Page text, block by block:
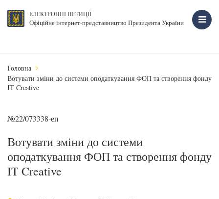
ЕЛЕКТРОННІ ПЕТИЦІЇ
Офіційне інтернет-представництво Президента України
Головна
Вотувати зміни до системи оподаткування ФОП та створення фонду
IT Creative
№22/073338-еп
Вотувати зміни до системи
оподаткування ФОП та створення фонду
IT Creative